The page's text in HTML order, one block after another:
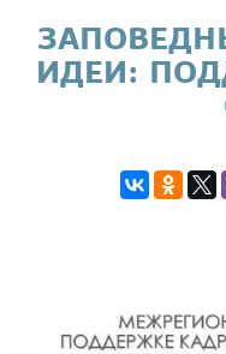
здесь
ИДЕИ: